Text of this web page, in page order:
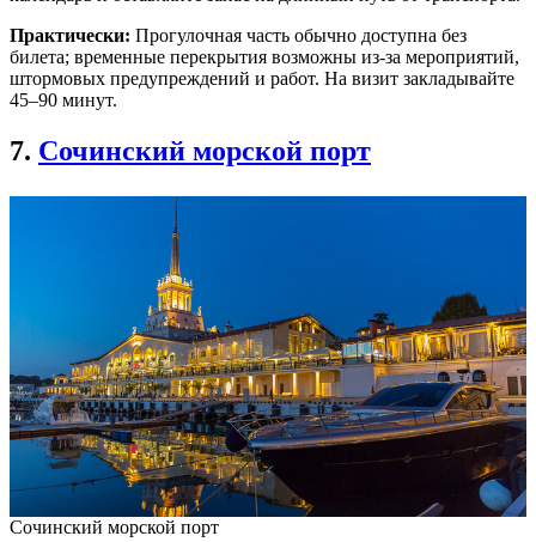
Практически: Прогулочная часть обычно доступна без
билета; временные перекрытия возможны из-за мероприятий,
штормовых предупреждений и работ. На визит закладывайте
45–90 минут.
7. Сочинский морской порт
Сочинский морской порт